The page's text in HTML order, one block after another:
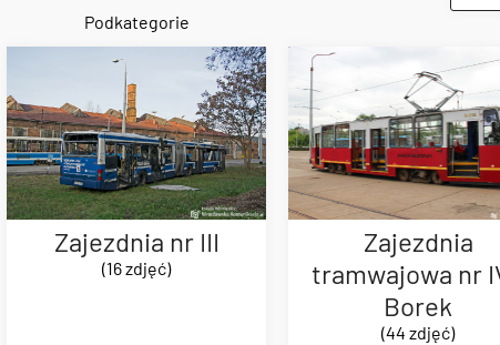
Podkategorie
Zajezdnia nr III
(16 zdjęć)
Zajezdnia
tramwajowa nr
Borek
(44 zdjęć)